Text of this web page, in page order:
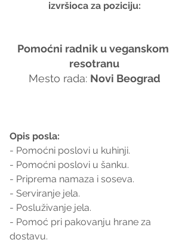
izvršioca za poziciju:
Pomoćni radnik u veganskom
resotranu
Mesto rada: Novi Beograd
Opis posla:
- Pomoćni poslovi u kuhinji.
- Pomoćni poslovi u šanku.
- Priprema namaza i soseva.
- Serviranje jela.
- Posluživanje jela.
- Pomoć pri pakovanju hrane za
dostavu.